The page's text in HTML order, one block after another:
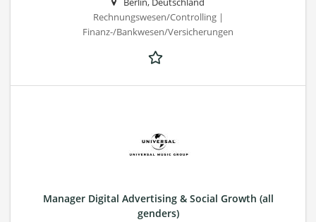
Rechnungswesen/Controlling |
Finanz-/Bankwesen/Versicherungen
Manager Digital Advertising & Social Growth (all
genders)